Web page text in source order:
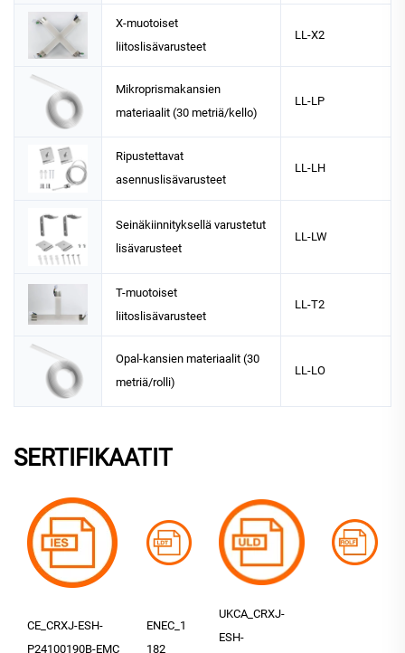
X-muotoiset
liitoslisävarusteet
LL-X2
Mikroprismakansien
materiaalit (30 metriä/kello)
LL-LP
Ripustettavat
asennuslisävarusteet
LL-LH
Seinäkiinnityksellä varustetut
lisävarusteet
LL-LW
T-muotoiset
liitoslisävarusteet
LL-T2
Opal-kansien materiaalit (30
metriä/rolli)
LL-LO
SERTIFIKAATIT
CE_CRXJ-ESH-
P24100190B-EMC
ENEC_1
182
UKCA_CRXJ-
ESH-